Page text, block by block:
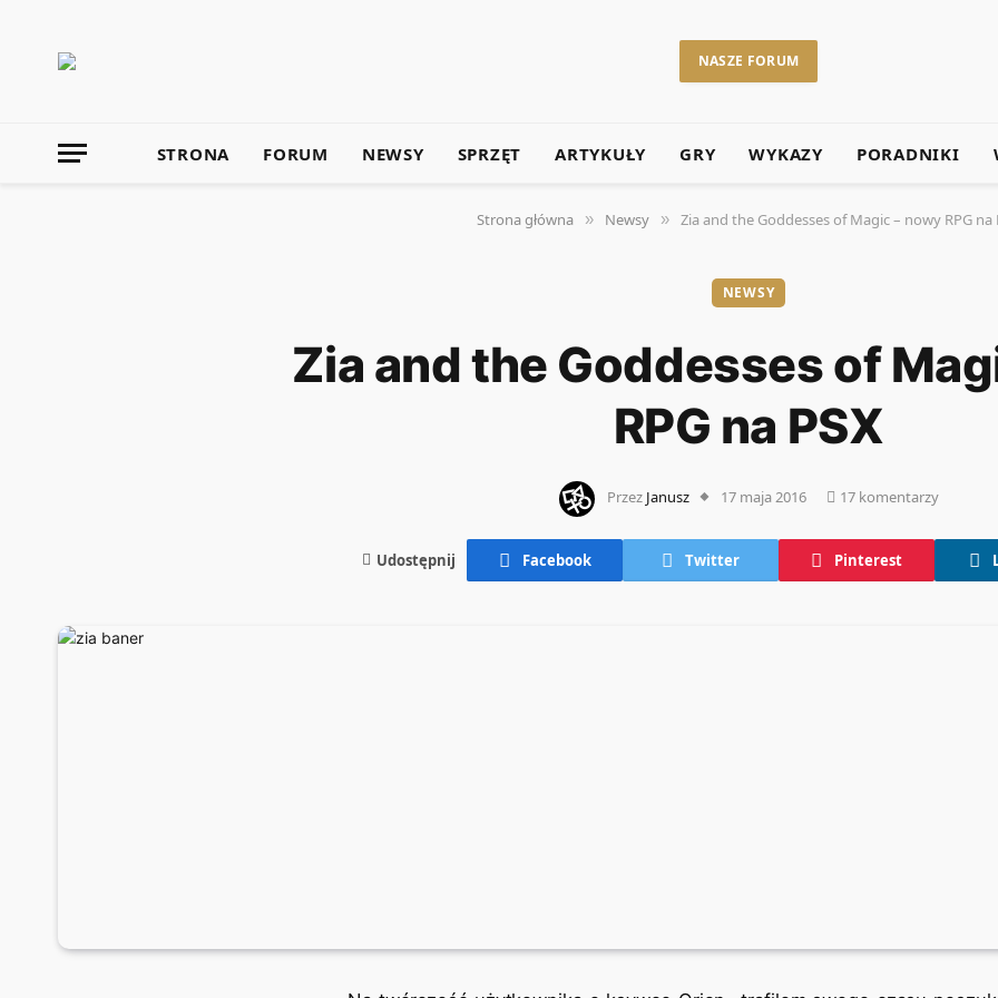
NASZE FORUM
STRONA FORUM NEWSY SPRZĘT ARTYKUŁY GRY WYKAZY PORADNIKI
Strona główna » Newsy » Zia and the Goddesses of Magic – nowy RPG na
NEWSY
Zia and the Goddesses of
RPG na PSX
Przez Janusz 17 maja 2016 17 komentarzy
Udostępnij Facebook Twitter Pinterest